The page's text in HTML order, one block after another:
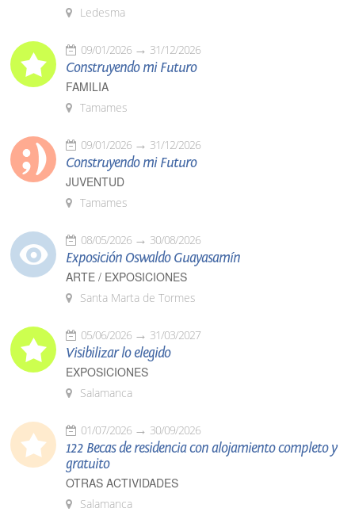
Ledesma
09/01/2026 31/12/2026
Construyendo mi Futuro
FAMILIA
Tamames
09/01/2026 31/12/2026
Construyendo mi Futuro
JUVENTUD
Tamames
08/05/2026 30/08/2026
Exposición Oswaldo Guayasamín
ARTE / EXPOSICIONES
Santa Marta de Tormes
05/06/2026 31/03/2027
Visibilizar lo elegido
EXPOSICIONES
Salamanca
01/07/2026 30/09/2026
122 Becas de residencia con alojamiento completo y
gratuito
OTRAS ACTIVIDADES
Salamanca